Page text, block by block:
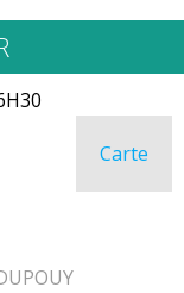
Carte